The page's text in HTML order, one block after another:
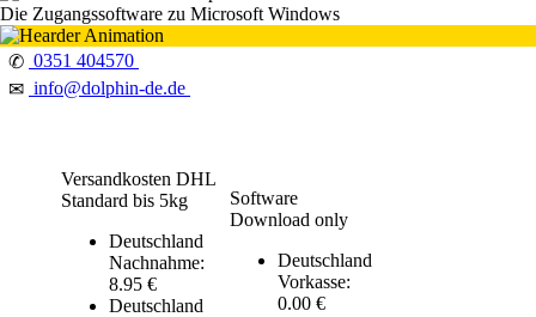
Die Zugangssoftware zu Microsoft Windows
✆ 0351 404570
✉ info@dolphin-de.de
Versandkosten DHL
Standard bis 5kg
Deutschland
Nachnahme:
8.95 €
Deutschland
Software
Download only
Deutschland
Vorkasse:
0.00 €